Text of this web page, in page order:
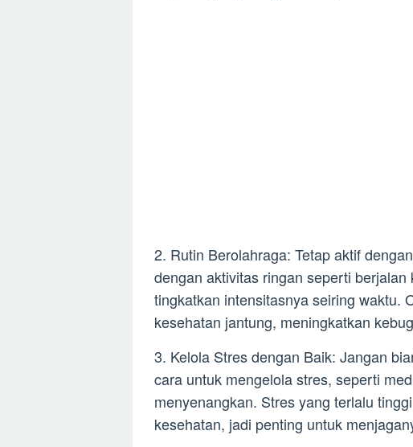
2. Rutin Berolahraga: Tetap aktif
dengan aktivitas ringan seperti
tingkatkan intensitasnya seiring waktu.
kesehatan jantung, meningkatkan
3. Kelola Stres dengan Baik: Jangan
cara untuk mengelola stres, seperti
menyenangkan. Stres yang terlalu
kesehatan, jadi penting untuk